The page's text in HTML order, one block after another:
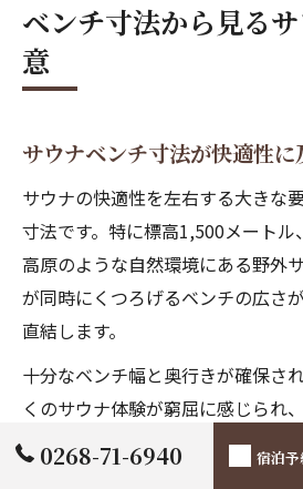
ベンチ寸法から見る
意
サウナベンチ寸法が快適性
サウナの快適性を左右する大きな
寸法です。特に標高1,500メート
高原のような自然環境にある野外
が同時にくつろげるベンチの広さ
直結します。
十分なベンチ幅と奥行きが確保さ
くのサウナ体験が窮屈に感じられ
なわれることも。例えば、1人あた
足を伸ばして座れる奥行き（40cm
0268-71-6940 宿泊予